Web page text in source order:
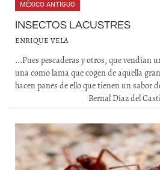
MÉXICO ANTIGUO
INSECTOS LACUSTRES
ENRIQUE VELA
...Pues pescaderas y otros, que vendían
una como lama que cogen de aquella
hacen panes de ello que tienen un sabor
Bernal Díaz del